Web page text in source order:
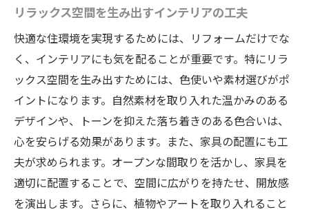
リラックス空間を生み出すインテリアの工夫
快適な住環境を実現するためには、リフォームだけでな
く、インテリアにも気を配ることが重要です。特にリラ
ックス空間を生み出すためには、色使いや素材選びがポ
イントになります。自然素材を取り入れた温かみのある
デザインや、トーンを抑えた落ち着きのある色合いは、
心を安らげる効果があります。また、家具の配置にも工
夫が求められます。オープンな間取りを活かし、家具を
適切に配置することで、空間に広がりを持たせ、開放感
を演出します。さらに、植物やアートを取り入れること